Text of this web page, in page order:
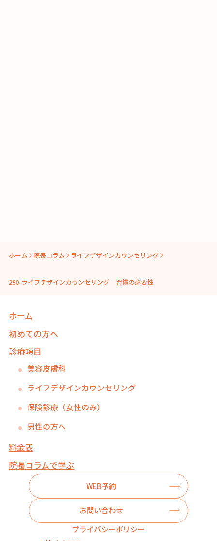
ホーム 院長コラム ライフデザインカウンセリング
290-ライフデザインカウンセリング 習慣の必要性
ホーム
初めての方へ
診療項目
美容皮膚科
ライフデザインカウンセリング
保険診療（女性のみ）
男性の方へ
料金表
院長コラムで学ぶ
WEB予約
お問い合わせ
プライバシーポリシー